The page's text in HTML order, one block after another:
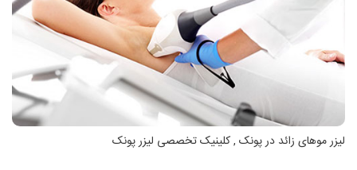
لیزر موهای زائد در پونک , کلینیک تخصصی لیزر پونک